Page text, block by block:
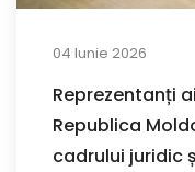
04 Iunie 2026
Reprezentanți
Republica
cadrului juridic